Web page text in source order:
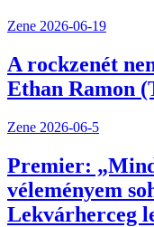
Zene 2026-06-19
A rockzenét
Ethan Ramon
Zene 2026-06-5
Premier:
véleményem
Lekvárherceg